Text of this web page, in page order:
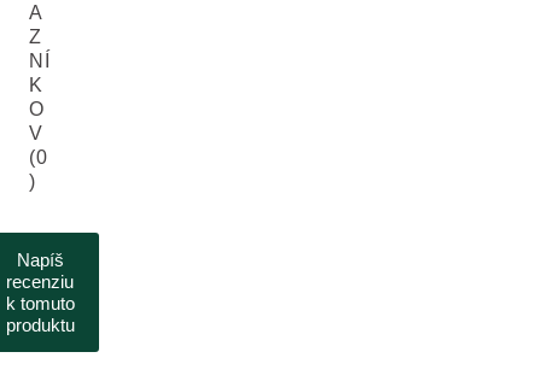
A
Z
NÍ
K
O
V
(0
)
Napíš
recenziu
k tomuto
produktu